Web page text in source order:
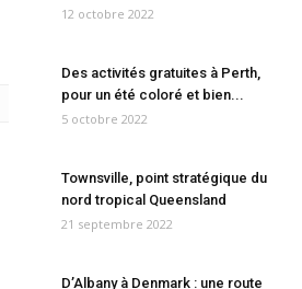
12 octobre 2022
Des activités gratuites à Perth,
pour un été coloré et bien...
5 octobre 2022
Townsville, point stratégique du
nord tropical Queensland
21 septembre 2022
D’Albany à Denmark : une route